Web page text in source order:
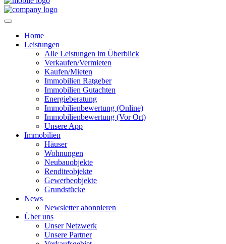
Home
Leistungen
Alle Leistungen im Überblick
Verkaufen/Vermieten
Kaufen/Mieten
Immobilien Ratgeber
Immobilien Gutachten
Energieberatung
Immobilienbewertung (Online)
Immobilienbewertung (Vor Ort)
Unsere App
Immobilien
Häuser
Wohnungen
Neubauobjekte
Renditeobjekte
Gewerbeobjekte
Grundstücke
News
Newsletter abonnieren
Über uns
Unser Netzwerk
Unsere Partner